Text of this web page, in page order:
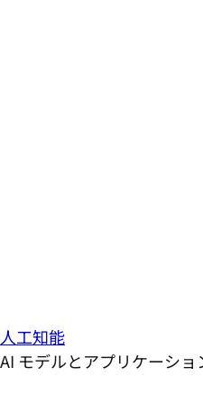
人工知能
AI モデルとアプリケーシ